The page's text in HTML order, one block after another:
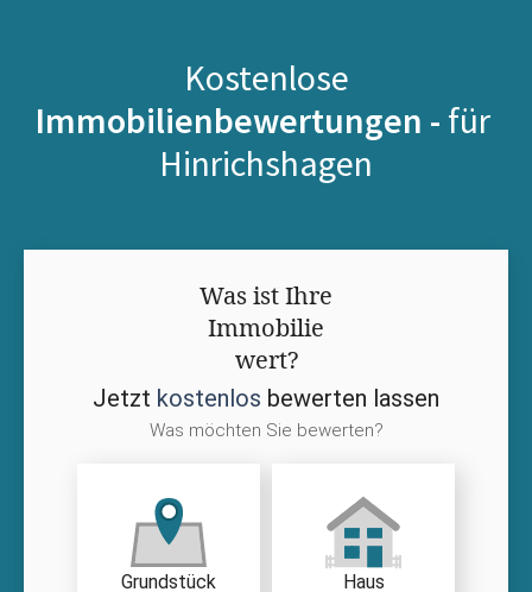
Kostenlose
Immobilienbewertungen - für
Hinrichshagen
Was ist Ihre
Immobilie
wert?
Jetzt kostenlos bewerten lassen
Was möchten Sie bewerten?
Grundstück Haus